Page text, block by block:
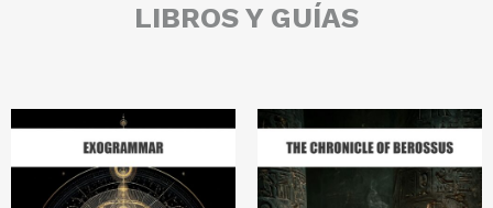
LIBROS Y GUÍAS